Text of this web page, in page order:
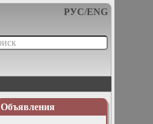
РУС/ENG
Объявления